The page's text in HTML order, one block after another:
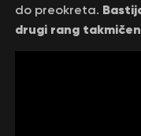
do preokreta.
drugi rang